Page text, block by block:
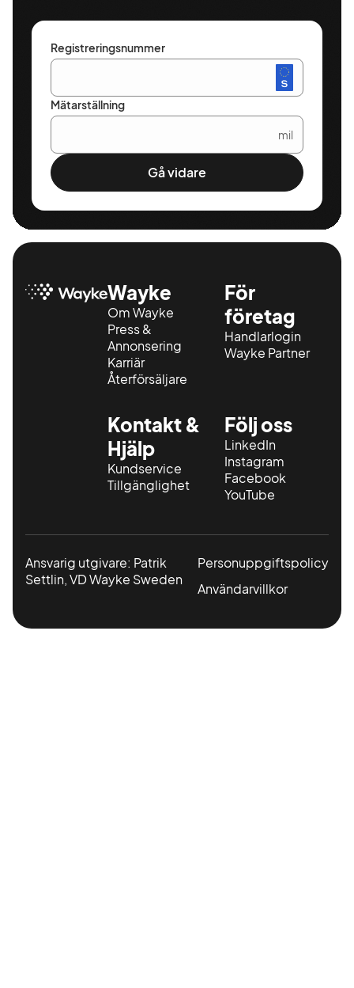
Registreringsnummer
Mätarställning
mil
Gå vidare
Wayke
Om Wayke
Press &
Annonsering
Karriär
Återförsäljare
För
företag
Handlarlogin
Wayke Partner
Kontakt &
Hjälp
Kundservice
Tillgänglighet
Följ oss
LinkedIn
Instagram
Facebook
YouTube
Ansvarig utgivare: Patrik
Settlin, VD Wayke Sweden
Personuppgiftspolicy
Användarvillkor